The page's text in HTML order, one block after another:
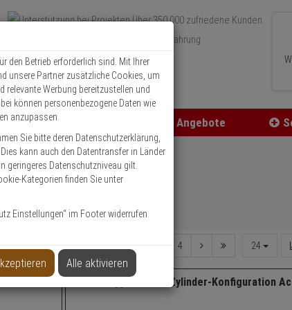
Über 350.000 zufriedene Kunden
Über 15 Jahre Erfahrung
Schneller Versand
Angebote
1 2 3 4 24
ABUS wAppLoxx Pro Zylinder-Konfiguration
den Betrieb erforderlich sind. Mit Ihrer
unsere Partner zusätzliche Cookies, um
relevante Werbung bereitzustellen und
können personenbezogene Daten wie
anzupassen.
Sie bitte deren Datenschutzerklärung,
kann auch den Datentransfer in Länder
geringeres Datenschutzniveau gilt.
Kategorien finden Sie unter
Einstellungen“ im Footer widerrufen.
Alle aktivieren